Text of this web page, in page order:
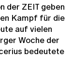
der ZEIT geben
Kampf für die
auf vielen
Woche der
bedeutete